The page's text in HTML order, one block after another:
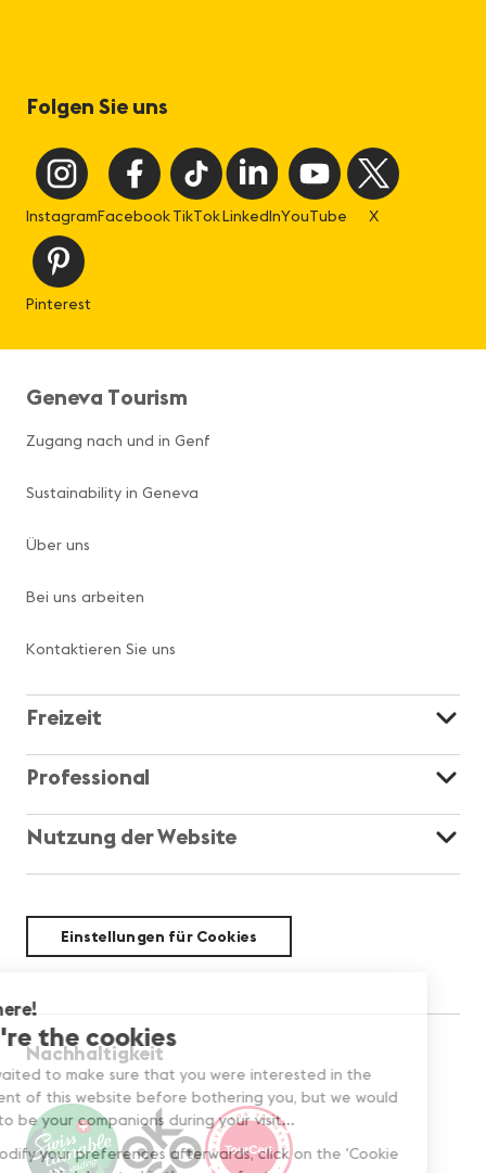
Folgen Sie uns
InstagramFacebookTikTokLinkedInYouTube X
Pinterest
Geneva Tourism
Zugang nach und in Genf
Sustainability in Geneva
Über uns
Bei uns arbeiten
Kontaktieren Sie uns
Freizeit
Professional
Nutzung der Website
Einstellungen für Cookies
Nachhaltigkeit